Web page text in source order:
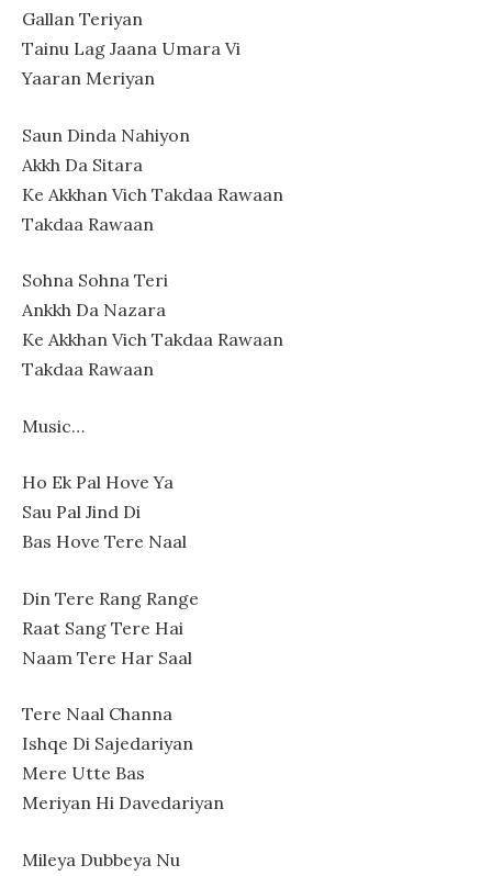
Gallan Teriyan
Tainu Lag Jaana Umara Vi
Yaaran Meriyan
Saun Dinda Nahiyon
Akkh Da Sitara
Ke Akkhan Vich Takdaa Rawaan
Takdaa Rawaan
Sohna Sohna Teri
Ankkh Da Nazara
Ke Akkhan Vich Takdaa Rawaan
Takdaa Rawaan
Music…
Ho Ek Pal Hove Ya
Sau Pal Jind Di
Bas Hove Tere Naal
Din Tere Rang Range
Raat Sang Tere Hai
Naam Tere Har Saal
Tere Naal Channa
Ishqe Di Sajedariyan
Mere Utte Bas
Meriyan Hi Davedariyan
Mileya Dubbeya Nu